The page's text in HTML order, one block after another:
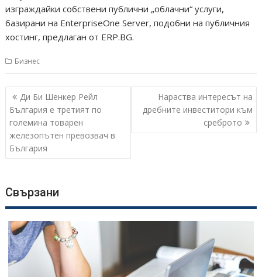
изграждайки собствени публични „облачни“ услуги,
базирани на EnterpriseOne Server, подобни на публичния
хостинг, предлаган от ERP.BG.
Бизнес
Навигация
Ди Би Шенкер Рейл
България е третият по
големина товарен
железопътен превозвач в
България
Нараства интересът на
дребните инвеститори към
среброто
Свързани